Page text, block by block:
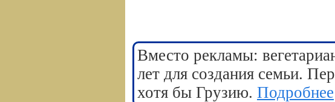
Вместо рекламы:
лет для создания семьи.
хотя бы Грузию. Подробнее